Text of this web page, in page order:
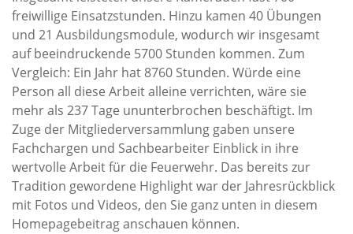
freiwillige Einsatzstunden. Hinzu kamen 40 Übungen
und 21 Ausbildungsmodule, wodurch wir insgesamt
auf beeindruckende 5700 Stunden kommen. Zum
Vergleich: Ein Jahr hat 8760 Stunden. Würde eine
Person all diese Arbeit alleine verrichten, wäre sie
mehr als 237 Tage ununterbrochen beschäftigt. Im
Zuge der Mitgliederversammlung gaben unsere
Fachchargen und Sachbearbeiter Einblick in ihre
wertvolle Arbeit für die Feuerwehr. Das bereits zur
Tradition gewordene Highlight war der Jahresrückblick
mit Fotos und Videos, den Sie ganz unten in diesem
Homepagebeitrag anschauen können.